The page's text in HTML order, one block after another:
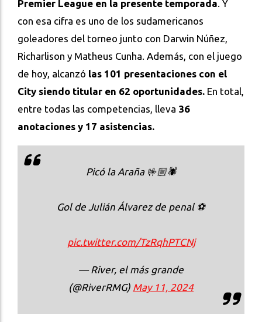
Premier League en la presente temporada . Y
con esa cifra es uno de los sudamericanos
goleadores del torneo junto con Darwin Núñez,
Richarlison y Matheus Cunha. Además, con el juego
de hoy, alcanzó las 101 presentaciones con el
City siendo titular en 62 oportunidades. En total,
entre todas las competencias, lleva 36
anotaciones y 17 asistencias.
Picó la Araña 🤟🏼🕷️
Gol de Julián Álvarez de penal ⚽️
pic.twitter.com/TzRqhPTCNj
— River, el más grande
(@RiverRMG) May 11, 2024